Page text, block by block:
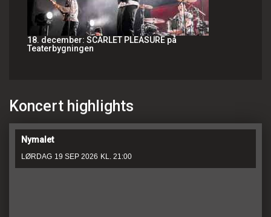
18. december: SCARLET PLEASURE på
Teaterbygningen
Koncert highlights
Nymalet
LØRDAG 19 SEP 2026 KL. 21:00